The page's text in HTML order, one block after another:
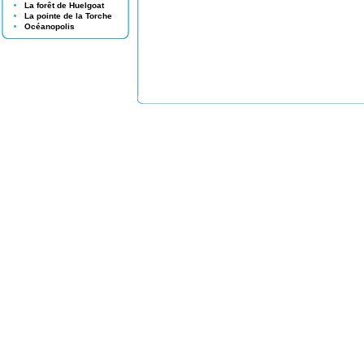
La forêt de Huelgoat
La pointe de la Torche
Océanopolis